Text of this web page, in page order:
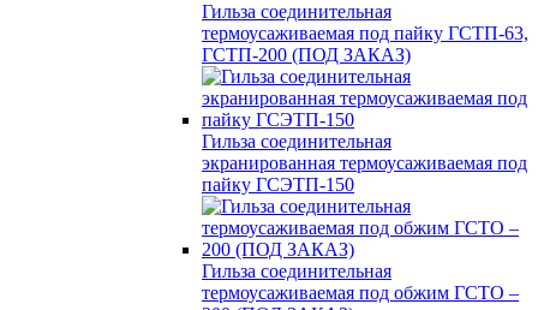
Гильза соединительная
термоусаживаемая под пайку ГСТП-63,
ГСТП-200 (ПОД ЗАКАЗ)
Гильза соединительная
экранированная термоусаживаемая под
пайку ГСЭТП-150
Гильза соединительная
термоусаживаемая под обжим ГСТО –